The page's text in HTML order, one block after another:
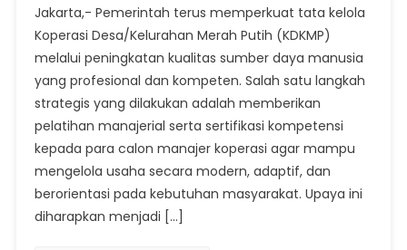
Pastikan
Koperasi
Merah
Putih
Naik
Kelas
Lewat
Manajer
Bersertifikasi
BNSP
Jakarta,- Pemerintah terus memperkuat tata kelola
Koperasi Desa/Kelurahan Merah Putih (KDKMP)
melalui peningkatan kualitas sumber daya manusia
yang profesional dan kompeten. Salah satu langkah
strategis yang dilakukan adalah memberikan
pelatihan manajerial serta sertifikasi kompetensi
kepada para calon manajer koperasi agar mampu
mengelola usaha secara modern, adaptif, dan
berorientasi pada kebutuhan masyarakat. Upaya ini
diharapkan menjadi […]